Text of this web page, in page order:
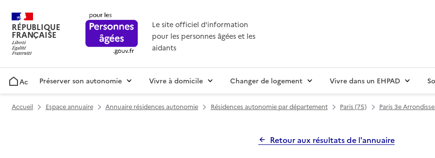
RÉPUBLIQUE
FRANÇAISE
Le site officiel d'information
pour les personnes âgées et les
aidants
AccueilPréserver son autonomie Vivre à domicile Changer de logement Vivre dans un EHPAD
Accueil Espace annuaire Annuaire résidences autonomie Résidences autonomie par département Paris (75) Paris 3e
Retour aux résultats de l'annuaire